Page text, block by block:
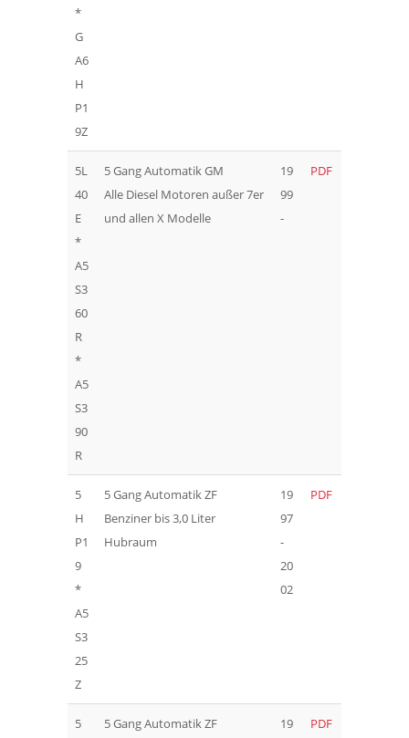
*
G
A6
H
P1
9Z
5L
40
E
*
A5
S3
60
R
*
A5
S3
90
R
5 Gang Automatik GM
Alle Diesel Motoren außer 7er
und allen X Modelle
19
99
-
PDF
5
H
P1
9
*
A5
S3
25
Z
5 Gang Automatik ZF
Benziner bis 3,0 Liter
Hubraum
19
97
-
20
02
PDF
5
5 Gang Automatik ZF
19
PDF